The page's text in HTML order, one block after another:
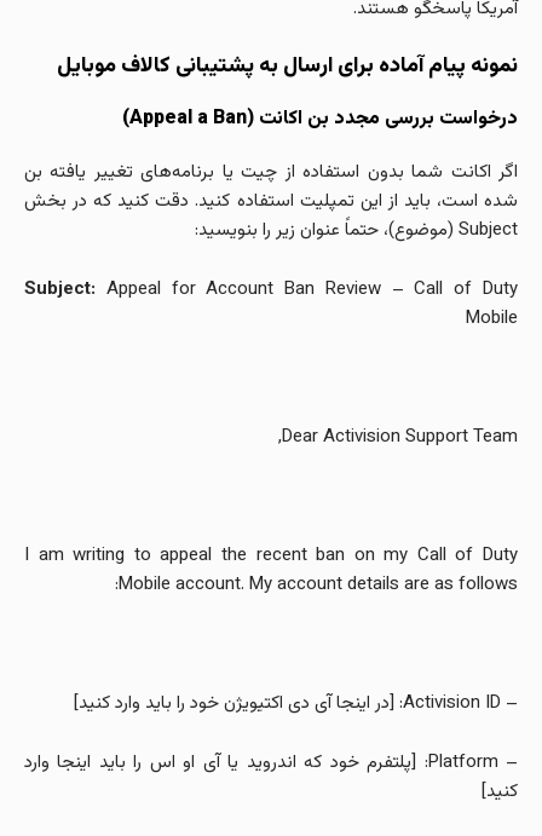
آمریکا پاسخگو هستند.
نمونه پیام آماده برای ارسال به پشتیبانی کالاف موبایل
درخواست بررسی مجدد بن اکانت (Appeal a Ban)
اگر اکانت شما بدون استفاده از چیت یا برنامه‌های تغییر یافته بن
شده است، باید از این تمپلیت استفاده کنید. دقت کنید که در بخش
Subject (موضوع)، حتماً عنوان زیر را بنویسید:
Subject: Appeal for Account Ban Review – Call of Duty
Mobile
Dear Activision Support Team,
I am writing to appeal the recent ban on my Call of Duty
Mobile account. My account details are as follows:
– Activision ID: [در اینجا آی دی اکتیویژن خود را باید وارد کنید]
– Platform: [پلتفرم خود که اندروید یا آی او اس را باید اینجا وارد
کنید]